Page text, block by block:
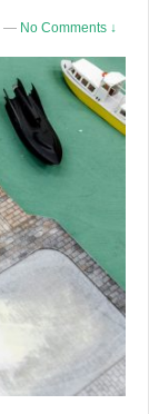
— No Comments ↓